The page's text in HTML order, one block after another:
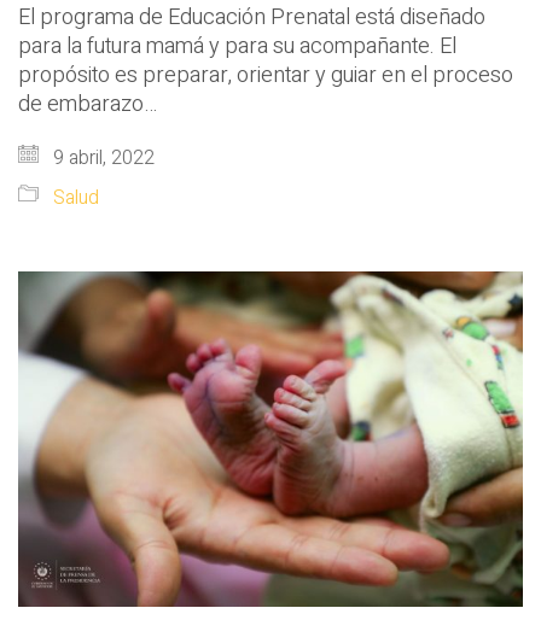
El programa de Educación Prenatal está diseñado
para la futura mamá y para su acompañante. El
propósito es preparar, orientar y guiar en el proceso
de embarazo…
9 abril, 2022
Salud